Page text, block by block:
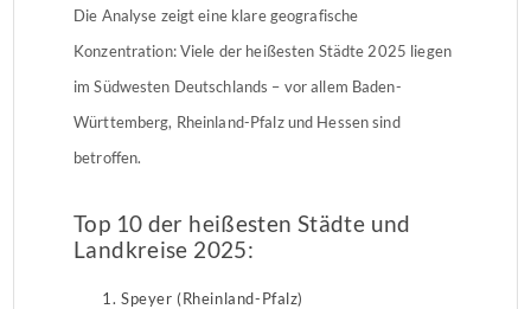
Die Analyse zeigt eine klare geografische
Konzentration: Viele der heißesten Städte 2025 liegen
im Südwesten Deutschlands – vor allem Baden-
Württemberg, Rheinland-Pfalz und Hessen sind
betroffen.
Top 10 der heißesten Städte und
Landkreise 2025:
Speyer (Rheinland-Pfalz)